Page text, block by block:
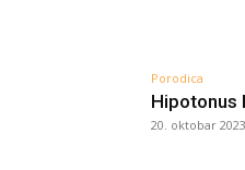
Porodica
Hipotonus
20. oktobar